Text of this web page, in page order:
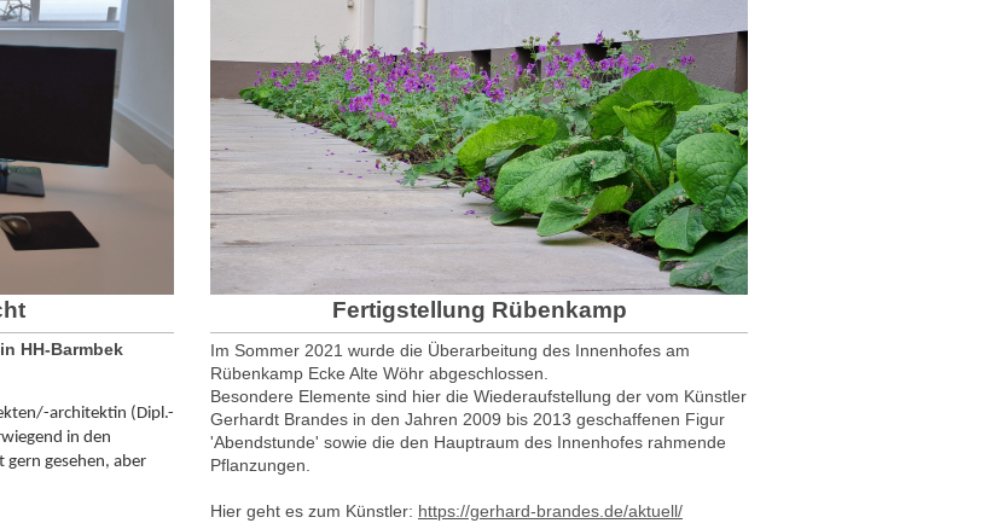
HH-Barmbek
architektin (Dipl.-
in den
gern gesehen, aber
Fertigstellung Rübenkamp
Im Sommer 2021 wurde die Überarbeitung des Innenhofes am
Rübenkamp Ecke Alte Wöhr abgeschlossen.
Besondere Elemente sind hier die Wiederaufstellung der vom Künstler
Gerhardt Brandes in den Jahren 2009 bis 2013 geschaffenen Figur
'Abendstunde' sowie die den Hauptraum des Innenhofes rahmende
Pflanzungen.
Hier geht es zum Künstler: https://gerhard-brandes.de/aktuell/